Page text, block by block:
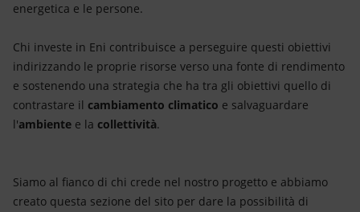
energetica e le persone.
Chi investe in Eni contribuisce a perseguire questi obiettivi
indirizzando le proprie risorse verso una fonte di rendimento
e sostenendo una strategia che ha tra gli obiettivi quello di
contrastare il cambiamento climatico e salvaguardare
l'ambiente e la collettività.
Siamo al fianco di chi crede nel nostro progetto e abbiamo
creato questa sezione del sito per dare la possibilità di